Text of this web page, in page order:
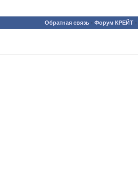
Обратная связь- Форум КРЕЙТ-